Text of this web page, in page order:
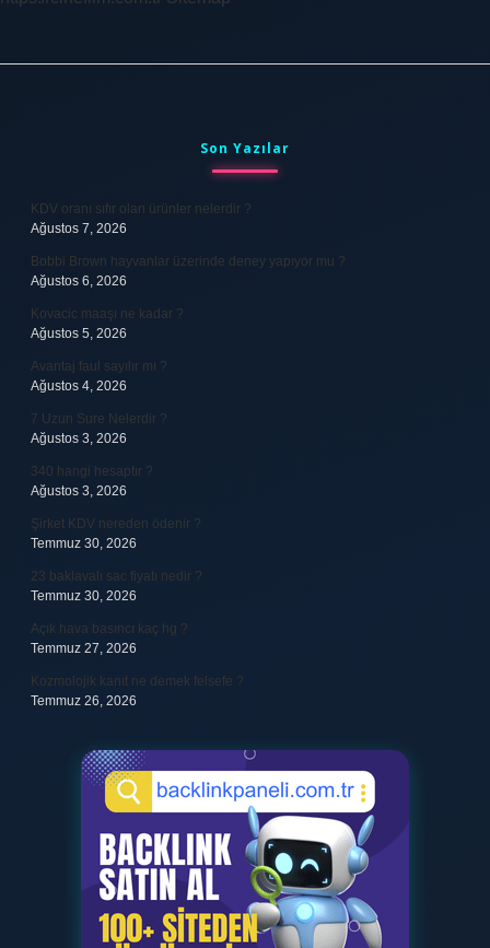
Son Yazılar
KDV oranı sıfır olan ürünler nelerdir ?
Ağustos 7, 2026
Bobbi Brown hayvanlar üzerinde deney yapıyor mu ?
Ağustos 6, 2026
Kovacic maaşı ne kadar ?
Ağustos 5, 2026
Avantaj faul sayılır mı ?
Ağustos 4, 2026
7 Uzun Sure Nelerdir ?
Ağustos 3, 2026
340 hangi hesaptır ?
Ağustos 3, 2026
Şirket KDV nereden ödenir ?
Temmuz 30, 2026
23 baklavalı sac fiyatı nedir ?
Temmuz 30, 2026
Açık hava basıncı kaç hg ?
Temmuz 27, 2026
Kozmolojik kanıt ne demek felsefe ?
Temmuz 26, 2026